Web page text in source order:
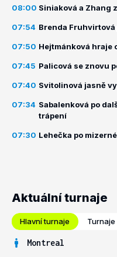
08:00 Siniaková a Zhang
07:54 Brenda
07:50 Hejtmánková hraje
07:45 Palicová se znovu
07:40 Svitolinová jasně
07:34 Sabalenková po
trápení
07:30 Lehečka po
Aktuální turnaje
Hlavní turnaje
Montreal